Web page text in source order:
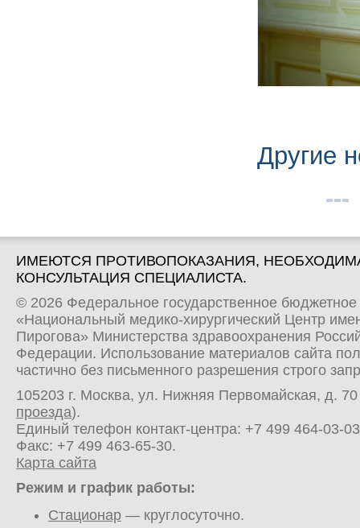
Другие
ИМЕЮТСЯ ПРОТИВОПОКАЗАНИЯ,
КОНСУЛЬТАЦИЯ СПЕЦИАЛИСТА.
© 2026 Федеральное государственное
«Национальный медико-хирургический Центр
Пирогова» Министерства здравоохранения
Федерации. Использование материалов сайта
частично без письменного разрешения строго
105203 г. Москва, ул. Нижняя Первомайская, д.
проезда).
Единый телефон контакт-центра: +7 499 464-03-03
Факс: +7 499 463-65-30.
Карта сайта
Режим и график работы:
Стационар — круглосуточно.